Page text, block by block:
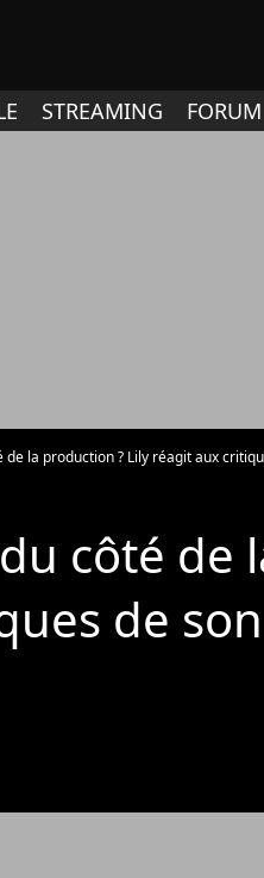
STREAMING FORUM
la production ? Lily réagit aux
côté de
de son